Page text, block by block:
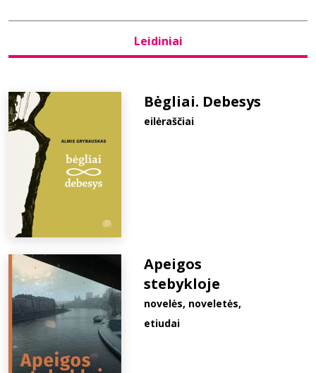
Naujienos
Bibliotekoms
D.U.K.
Leidiniai
Bėgliai. Debesys
eilėraščiai
Apeigos
stebykloje
novelės, noveletės,
etiudai